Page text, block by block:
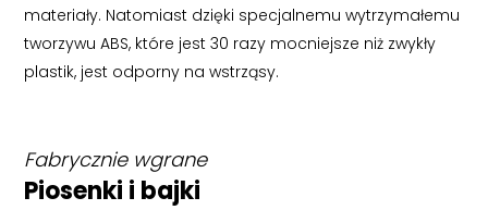
materiały. Natomiast dzięki specjalnemu wytrzymałemu
tworzywu ABS, które jest 30 razy mocniejsze niż zwykły
plastik, jest odporny na wstrząsy.
Fabrycznie wgrane
Piosenki i bajki